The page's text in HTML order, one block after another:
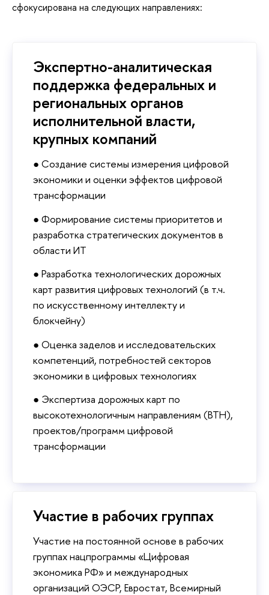
сфокусирована на следующих направлениях:
Экспертно-аналитическая
поддержка федеральных и
региональных органов
исполнительной власти,
крупных компаний
● Создание системы измерения цифровой
экономики и оценки эффектов цифровой
трансформации
● Формирование системы приоритетов и
разработка стратегических документов в
области ИТ
● Разработка технологических дорожных
карт развития цифровых технологий (в т.ч.
по искусственному интеллекту и
блокчейну)
● Оценка заделов и исследовательских
компетенций, потребностей секторов
экономики в цифровых технологиях
● Экспертиза дорожных карт по
высокотехнологичным направлениям (ВТН),
проектов/программ цифровой
трансформации
Участие в рабочих группах
Участие на постоянной основе в рабочих
группах нацпрограммы «Цифровая
экономика РФ» и международных
организаций ОЭСР, Евростат, Всемирный